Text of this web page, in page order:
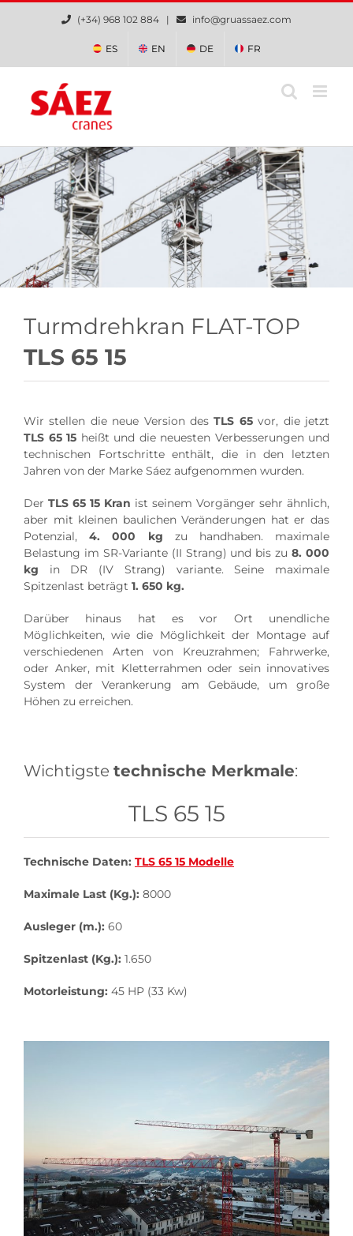
Zum
(+34) 968 102 884 | info@gruassaez.com
ES EN DE FR
Turmdrehkran FLAT-TOP
TLS 65 15
Wir stellen die neue Version desTLS 65vor, die jetzt
TLS 65 15 heißt und die neuesten Verbesserungen und
technischen Fortschritte enthält, die in den letzten
Jahren von der Marke Sáez aufgenommen wurden.
Der TLS 65 15 Kran ist seinem Vorgänger sehr ähnlich,
aber mit kleinen baulichen Veränderungen hat er das
Potenzial,4. 000 kg zu handhaben. maximale
Belastung im SR-Variante (II Strang) und bis zu8. 000
kg in DR (IV Strang) variante. Seine maximale
Spitzenlast beträgt 1. 650 kg.
Darüber hinaus hat es vor Ort unendliche
Möglichkeiten, wie die Möglichkeit der Montage auf
verschiedenen Arten von Kreuzrahmen; Fahrwerke,
oder Anker, mit Kletterrahmen oder sein innovatives
System der Verankerung am Gebäude, um große
Höhen zu erreichen.
Wichtigste technische Merkmale:
TLS 65 15
Technische Daten: TLS 65 15 Modelle
Maximale Last (Kg.): 8000
Ausleger (m.): 60
Spitzenlast (Kg.): 1.650
Motorleistung: 45 HP (33 Kw)